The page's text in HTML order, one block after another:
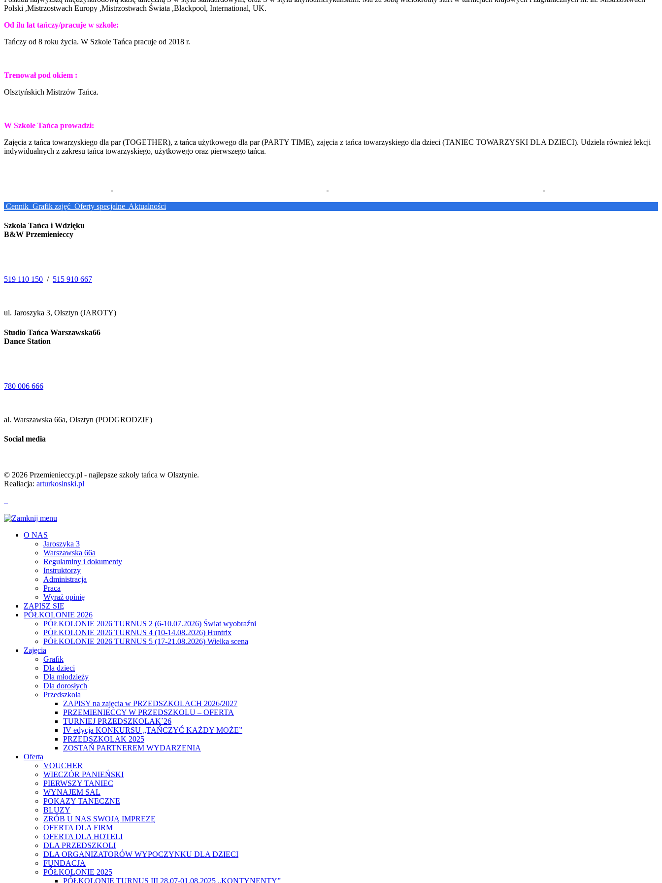
Polski ,Mistrzostwach Europy ,Mistrzostwach Świata ,Blackpool, International, UK.
Od ilu lat tańczy/pracuje w szkole:
Tańczy od 8 roku życia. W Szkole Tańca pracuje od 2018 r.
Trenował pod okiem :
Olsztyńskich Mistrzów Tańca.
W Szkole Tańca prowadzi:
Zajęcia z tańca towarzyskiego dla par (TOGETHER), z tańca użytkowego dla par (PARTY TIME), zajęcia z tańca towarzyskiego dla dzieci (TANIEC TOWARZYSKI DLA DZIECI). Udziela również lekcji
indywidualnych z zakresu tańca towarzyskiego, użytkowego oraz pierwszego tańca.
Cennik Grafik zajęć Oferty specjalne Aktualności
Szkoła Tańca i Wdzięku
B&W Przemienieccy
519 110 150 / 515 910 667
ul. Jaroszyka 3, Olsztyn (JAROTY)
Studio Tańca Warszawska66
Dance Station
780 006 666
al. Warszawska 66a, Olsztyn (PODGRODZIE)
Social media
© 2026 Przemienieccy.pl - najlepsze szkoły tańca w Olsztynie.
Realiacja: arturkosinski.pl
O NAS
Jaroszyka 3
Warszawska 66a
Regulaminy i dokumenty
Instruktorzy
Administracja
Praca
Wyraź opinię
ZAPISZ SIĘ
PÓŁKOLONIE 2026
PÓŁKOLONIE 2026 TURNUS 2 (6-10.07.2026) Świat wyobraźni
PÓŁKOLONIE 2026 TURNUS 4 (10-14.08.2026) Huntrix
PÓŁKOLONIE 2026 TURNUS 5 (17-21.08.2026) Wielka scena
Zajęcia
Grafik
Dla dzieci
Dla młodzieży
Dla dorosłych
Przedszkola
ZAPISY na zajęcia w PRZEDSZKOLACH 2026/2027
PRZEMIENIECCY W PRZEDSZKOLU – OFERTA
TURNIEJ PRZEDSZKOLAK`26
IV edycja KONKURSU „TAŃCZYĆ KAŻDY MOŻE”
PRZEDSZKOLAK 2025
ZOSTAŃ PARTNEREM WYDARZENIA
Oferta
VOUCHER
WIECZÓR PANIEŃSKI
PIERWSZY TANIEC
WYNAJEM SAL
POKAZY TANECZNE
BLUZY
ZRÓB U NAS SWOJĄ IMPREZĘ
OFERTA DLA FIRM
OFERTA DLA HOTELI
DLA PRZEDSZKOLI
DLA ORGANIZATORÓW WYPOCZYNKU DLA DZIECI
FUNDACJA
PÓŁKOLONIE 2025
PÓŁKOLONIE TURNUS III 28.07-01.08.2025 „KONTYNENTY”